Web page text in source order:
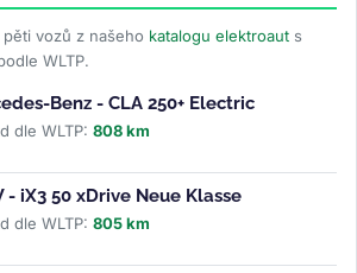
vozů z našeho katalogu elektroaut s
WLTP.
Benz - CLA 250+ Electric
dle WLTP: 808 km
- iX3 50 xDrive Neue Klasse
dle WLTP: 805 km